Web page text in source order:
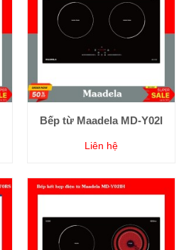
Bếp từ Maadela MD-Y02I
Liên hệ